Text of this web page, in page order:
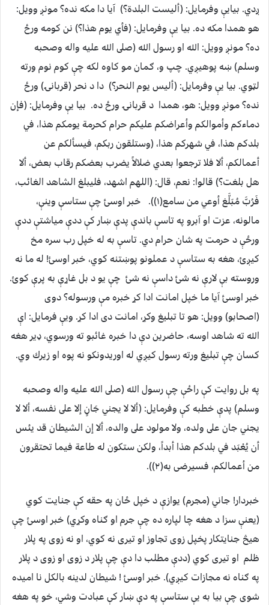
ږدي. بيايې وفرمايل: ‏(‏أليست البلدة؟‏‏)‏ آيا دا مكه نده؟ مونږ وويل:
هو همدا مكه ده. بيا يې وفرمايل: ‏(‏فأي يوم هذا‏؟‏‏)‏ نن كومه ورځ
ده؟ مونږ وويل: الله او رسول الله (صلى الله عليه واله وصحبه
وسلم) ښه پوهيږي. چپ و، ګمان مو كاوه لكه چې كوم نوم ورته
لټوي. بيا يې وفرمايل: ‏(‏أليس يوم النحر‏؟‏‏)‏ دا د نحر (قربانۍ) ورځ
نده؟ مونږ وويل: هو، همدا د قربانۍ ورځ ده. بيا يې وفرمايل: ‏(‏فإن
دماءكم وأموالكم وأعراضكم عليكم حرام كحرمة يومكم هذا، في
بلدكم هذا، في شهركم هذا‏، ‏(‏وستلقون ربكم، فيسألكم عن
أعمالكم، ألا فلا ترجعوا بعدي ضلالاً يضرب بعضكم رقاب بعض‏، ‏ألا
هل بلغت‏؟‏‏)‏ قالوا‏:‏ نعم، قال‏:‏ ‏(‏اللهم اشهد، فليبلغ الشاهد الغائب،
فَرُبَّ مُبَلَّغ أوعي من سامع‏(١))‏‏.‏ ‏ خبر اوسئ چې ستاسې وينې،
مالونه، عزت او آبرو په تاسې باندې پدې ښار كې ددې مياشتې ددې
ورځې د حرمت په شان حرام دي. تاسې به له خپل رب سره مخ
كيږئ، هغه به ستاسې د عملونو پوښتنه كوي، خبر اوسئ! له ما نه
وروسته بې لارې نه شئ داسې نه شئ چې يو د بل غاړې به پرې كوئ.
خبر اوسئ آيا ما خپل امانت ادا كړ خبره مې ورسوله؟ دوى
(اصحابو) وويل: هو تا تبليغ وكړ، امانت دى ادا كړ. ويې فرمايل: اې
الله ته شاهد اوسه، حاضرين دې دا خبره غائبو ته ورسوي، ډير هغه
كسان چې تبليغ ورته رسول كيږي له اوريدونكو نه پوه او زيرك وي.
په بل روايت كې راځې چې رسول الله (صلى الله عليه واله وصحبه
وسلم) پدې خطبه كې وفرمايل: ‏(‏ألا لا يجني جَانٍ إلا على نفسه، ألا لا
يجني جان على ولده، ولا مولود على والده، ألا إن الشيطان قد يئس
أن يُعْبَد في بلدكم هذا أبداً، ولكن ستكون له طاعة فيما تحتقرون
من أعمالكم، فسيرضى به‏(٢))‏‏.‏
خبردار! جاني (مجرم) يوازې د خپل ځان په حقه كې جنايت كوي
(يعنې سزا د هغه چا لپاره ده چې جرم او ګناه وكړي) خبر اوسئ چې
هيڅ جنايتكار پخپل زوى تجاوز او تيرى نه كوي، او نه زوى په پلار
ظلم او تيرى كوي (ددې مطلب دا دې چې پلار د زوى او زوى د پلار
په ګناه نه مجازات كيږي). خبر اوسئ ! شيطان لدينه بالكل نا اميده
شوى چې بيا به يې ستاسې په دې ښار كې عبادت وشي، خو په هغه